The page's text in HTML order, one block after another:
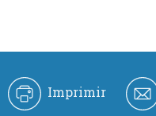
Imprimir